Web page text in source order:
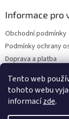
Tento web
tohoto webu
informacízde.
Informace pro
Obchodní podmínky
Podmínky ochrany
Doprava a platba
Kontakty